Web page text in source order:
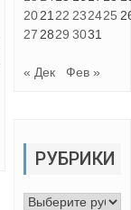
2021 22 232425
27 2829 3031
« Дек Фев »
РУБРИКИ
Рубрики